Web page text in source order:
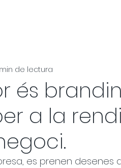
és
a la
de lectura
es prenen desenes